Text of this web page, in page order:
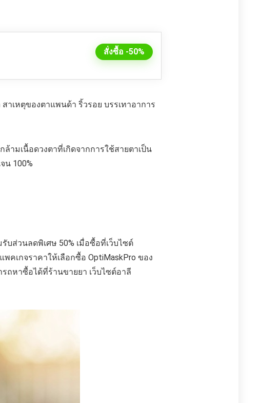
สั่งซื้อ -50%
าเหตุของตาแพนด้า ริ้วรอย บรรเทาอาการ
ามเนื้อดวงตาที่เกิดจากการใช้สายตาเป็น
น 100%
บส่วนลดพิเศษ 50% เมื่อซื้อที่เว็บไซต์
คเกจราคาให้เลือกซื้อ OptiMaskPro ของ
ถหาซื้อได้ที่ร้านขายยา เว็บไซต์อาลี